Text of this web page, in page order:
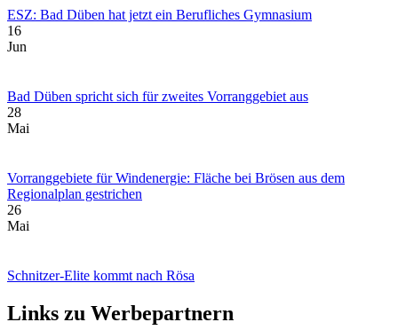
ESZ: Bad Düben hat jetzt ein Berufliches Gymnasium
16
Jun
Bad Düben spricht sich für zweites Vorranggebiet aus
28
Mai
Vorranggebiete für Windenergie: Fläche bei Brösen aus dem
Regionalplan gestrichen
26
Mai
Schnitzer-Elite kommt nach Rösa
Links zu Werbepartnern